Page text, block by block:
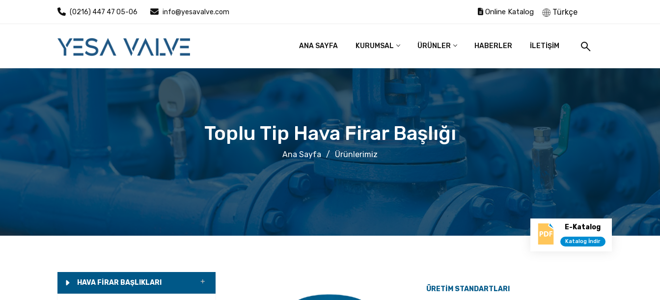
(0216) 447 47 05-06 info@yesavalve.com Online Katalog Türkçe
ANA SAYFA KURUMSAL ÜRÜNLER HABERLER İLETİŞİM
Toplu Tip Hava Firar Başlığı
Ana Sayfa / Ürünlerimiz
E-Katalog
Katalog İndir
HAVA FIRAR BAŞLIKLARI
ÜRETİM STANDARTLARI